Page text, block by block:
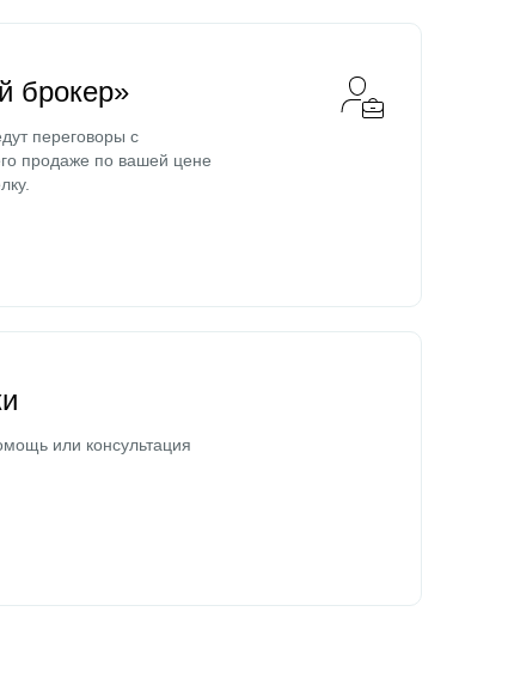
брокер»
переговоры с
продаже по вашей цене
или консультация